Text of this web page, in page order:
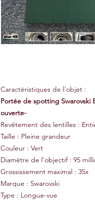
Caractéristiques de l'objet :
Portée de spotting Swarovski
ouverte-
Revêtement des lentilles :
Taille : Pleine grandeur
Couleur : Vert
Diamètre de l'objectif : 95
Grossissement maximal : 35x
Marque : Swarovski
Type : Longue-vue